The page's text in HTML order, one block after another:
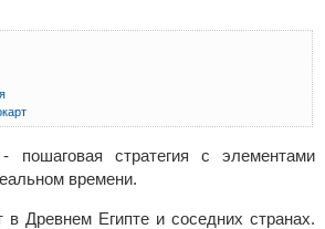
пошаговая стратегия с элементами
времени.
в Древнем Египте и соседних странах.